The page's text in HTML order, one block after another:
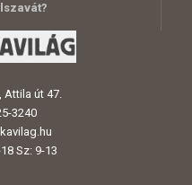
Attila út 47.
3240
Sz: 9-13